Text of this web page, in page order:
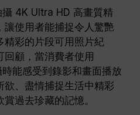
攝 4K Ultra HD 高畫質精
讓使用者能捕捉令人驚艷
精彩的片段可用照片紀
回顧，當消費者使用
能感受到錄影和畫面播放
欲、盡情捕捉生活中精彩
過去珍藏的記憶。